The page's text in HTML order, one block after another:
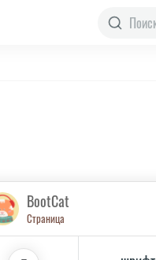
BootCat
Страница